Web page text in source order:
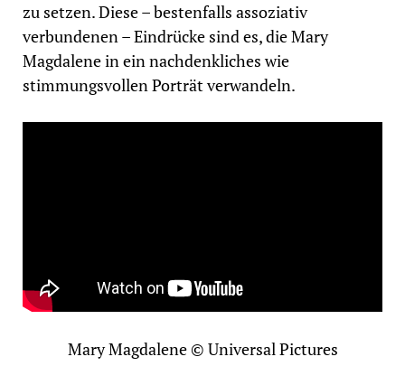
zu setzen. Diese – bestenfalls assoziativ
verbundenen – Eindrücke sind es, die Mary
Magdalene in ein nachdenkliches wie
stimmungsvollen Porträt verwandeln.
Mary Magdalene © Universal Pictures